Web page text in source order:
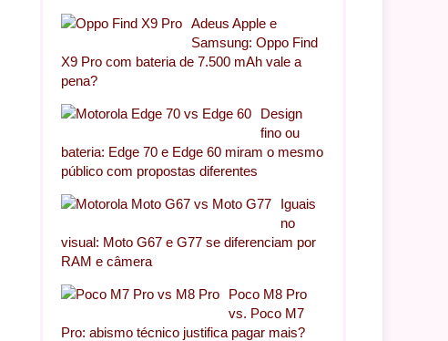
Adeus Apple e
Samsung: Oppo Find
X9 Pro com bateria de 7.500 mAh vale a
pena?
Design
fino ou
bateria: Edge 70 e Edge 60 miram o mesmo
público com propostas diferentes
Iguais
no
visual: Moto G67 e G77 se diferenciam por
RAM e câmera
Poco M8 Pro
vs. Poco M7
Pro: abismo técnico justifica pagar mais?